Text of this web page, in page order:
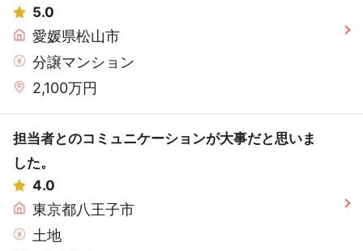
5.0
愛媛県松山市
分譲マンション
2,100万円
担当者とのコミュニケーションが大事だと思いま
した。
4.0
東京都八王子市
土地